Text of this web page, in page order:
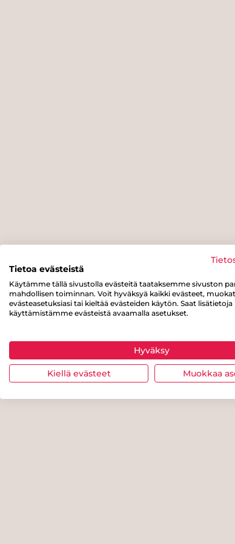
Tietoa evästeistä
Käytämme tällä sivustolla evästeitä taataksemme sivuston
mahdollisen toiminnan. Voit hyväksyä kaikki evästeet,
evästeasetuksiasi tai kieltää evästeiden käytön. Saat lisätietoja
käyttämistämme evästeistä avaamalla asetukset.
Hyväksy
Kiellä evästeet Muokkaa